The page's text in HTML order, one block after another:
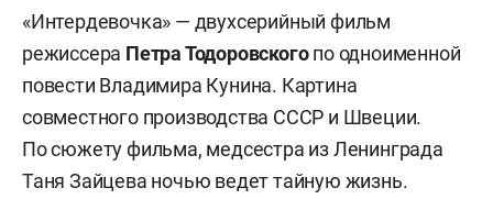
«Интердевочка» — двухсерийный фильм
режиссера Петра Тодоровскогопо одноименной
повести Владимира Кунина. Картина
совместного производства СССР и Швеции.
По сюжету фильма, медсестра из Ленинграда
Таня Зайцева ночью ведет тайную жизнь.